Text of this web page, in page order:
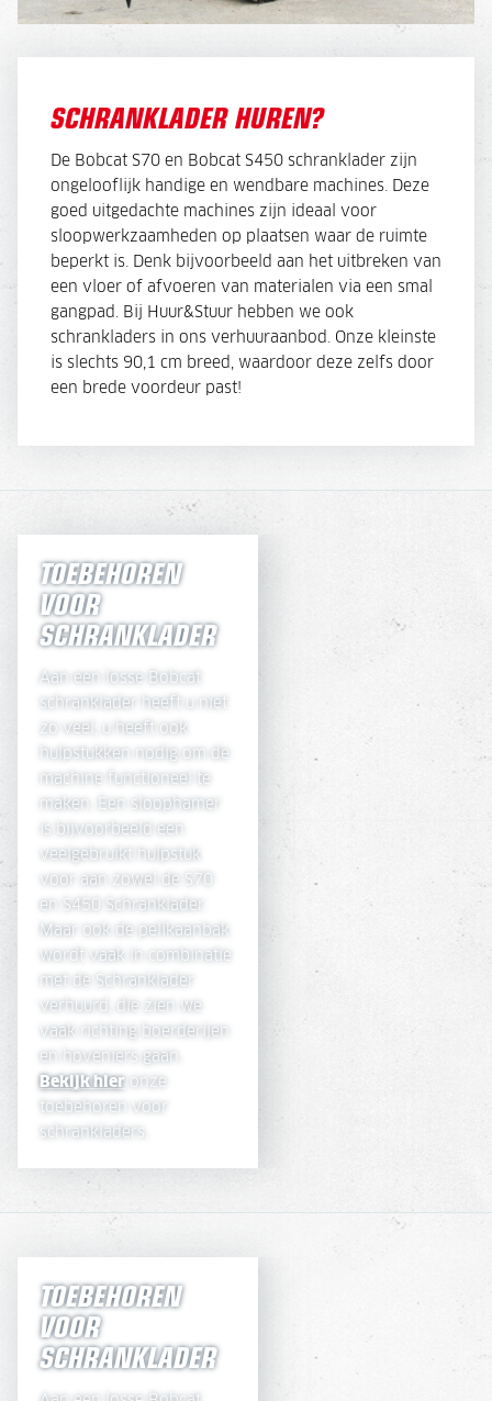
SCHRANKLADER HUREN?
De Bobcat S70 en Bobcat S450 schranklader zijn
ongelooflijk handige en wendbare machines. Deze
goed uitgedachte machines zijn ideaal voor
sloopwerkzaamheden op plaatsen waar de ruimte
beperkt is. Denk bijvoorbeeld aan het uitbreken van
een vloer of afvoeren van materialen via een smal
gangpad. Bij Huur&Stuur hebben we ook
schrankladers in ons verhuuraanbod. Onze kleinste
is slechts 90,1 cm breed, waardoor deze zelfs door
een brede voordeur past!
TOEBEHOREN
VOOR
SCHRANKLADER
Aan een losse Bobcat
schranklader heeft u niet
zo veel, u heeft ook
hulpstukken nodig om de
machine functioneel te
maken. Een sloophamer
is bijvoorbeeld een
veelgebruikt hulpstuk
voor aan zowel de S70
en S450 Schranklader.
Maar ook de pelikaanbak
wordt vaak in combinatie
met de Schranklader
verhuurd, die zien we
vaak richting boerderijen
en hoveniers gaan.
Bekijk hier onze
toebehoren voor
schrankladers.
TOEBEHOREN
VOOR
SCHRANKLADER